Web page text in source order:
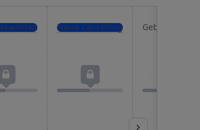
Noise cancelling